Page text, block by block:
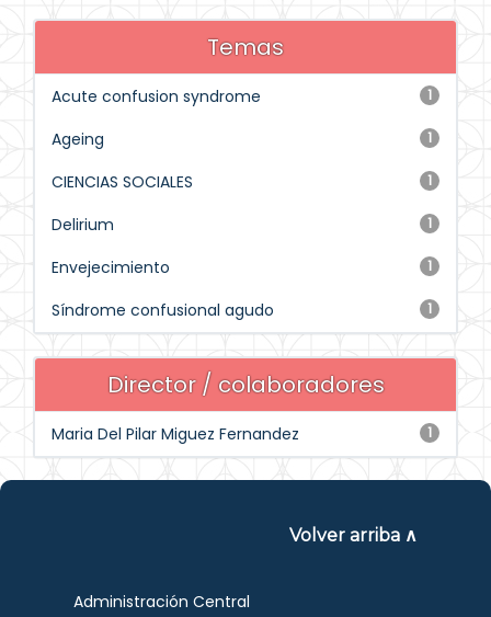
Temas
1
Acute confusion syndrome
1
Ageing
1
CIENCIAS SOCIALES
1
Delirium
1
Envejecimiento
1
Síndrome confusional agudo
Director / colaboradores
1
Maria Del Pilar Miguez Fernandez
Volver arriba ∧
Administración Central